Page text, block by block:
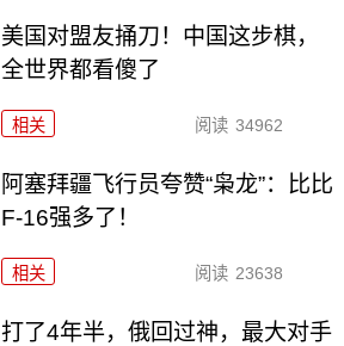
美国对盟友捅刀！中国这步棋，
全世界都看傻了
相关 阅读 34962
阿塞拜疆飞行员夸赞“枭龙”：比比
F-16强多了！
相关 阅读 23638
打了4年半，俄回过神，最大对手